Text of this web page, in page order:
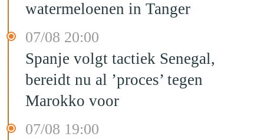
watermeloenen in Tanger
07/08 20:00
Spanje volgt tactiek Senegal,
bereidt nu al ’proces’ tegen
Marokko voor
07/08 19:00